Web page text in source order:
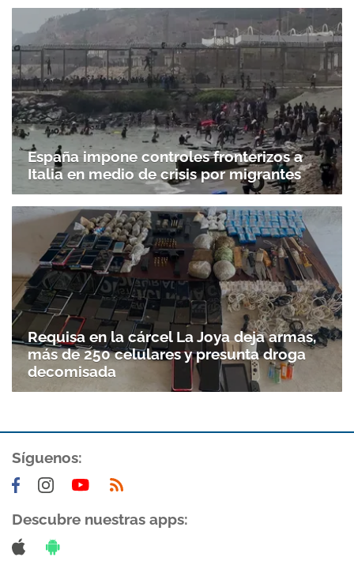
Gracias por suscribirte a nuestro boletín.
España impone controles fronterizos a
Italia en medio de crisis por migrantes
Requisa en la cárcel La Joya deja armas,
más de 250 celulares y presunta droga
decomisada
Síguenos:
Descubre nuestras apps: